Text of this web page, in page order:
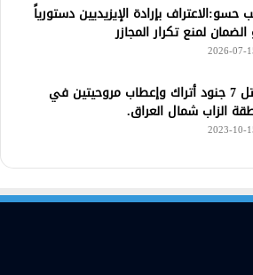
حسو:الاعتراف بإرادة الإيزيديين دستورياً
لمنع تكرار المجازر
2026-07-
مقتل 7 جنود أتراك وإعطاب مروحيتين في
الزاب شمال العراق.
2023-10-